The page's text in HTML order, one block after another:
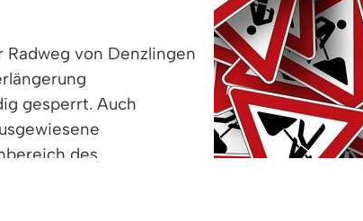
von Denzlingen
gesperrt. Auch
des